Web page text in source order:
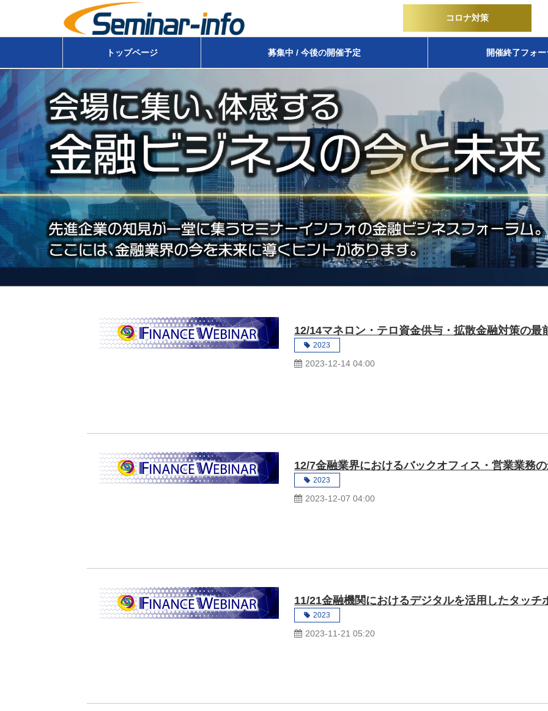
コロナ対策
トップページ 募集中 / 今後の開催予定 開催終了フォー
12/14マネロン・テロ資金供与・拡散金融対策の最
2023
2023-12-14 04:00
12/7金融業界におけるバックオフィス・営業業務
2023
2023-12-07 04:00
11/21金融機関におけるデジタルを活用したタッチ
2023
2023-11-21 05:20